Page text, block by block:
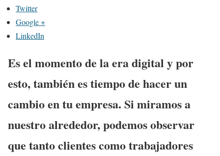
Twitter
Google +
LinkedIn
Es el momento de la era digital y por
esto, también es tiempo de hacer un
cambio en tu empresa. Si miramos a
nuestro alrededor, podemos observar
que tanto clientes como trabajadores